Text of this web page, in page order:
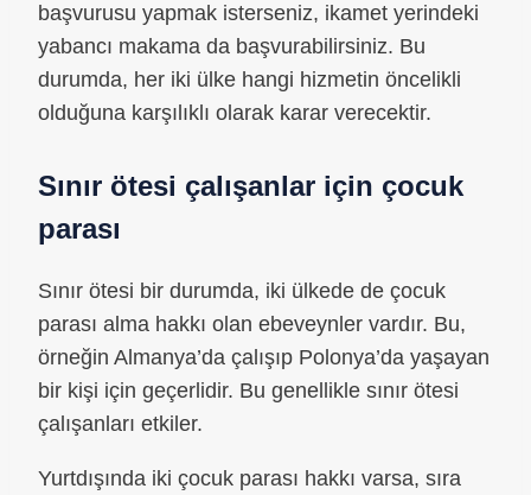
başvurusu yapmak isterseniz, ikamet yerindeki
yabancı makama da başvurabilirsiniz. Bu
durumda, her iki ülke hangi hizmetin öncelikli
olduğuna karşılıklı olarak karar verecektir.
Sınır ötesi çalışanlar için çocuk
parası
Sınır ötesi bir durumda, iki ülkede de çocuk
parası alma hakkı olan ebeveynler vardır. Bu,
örneğin Almanya’da çalışıp Polonya’da yaşayan
bir kişi için geçerlidir. Bu genellikle sınır ötesi
çalışanları etkiler.
Yurtdışında iki çocuk parası hakkı varsa, sıra